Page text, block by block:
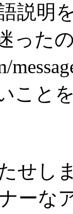
説明
った
こと
せし
ーな